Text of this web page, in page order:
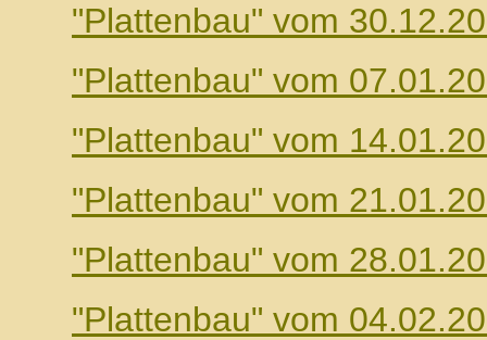
"Plattenbau" vom
"Plattenbau" vom
"Plattenbau" vom
"Plattenbau" vom
"Plattenbau" vom
"Plattenbau" vom